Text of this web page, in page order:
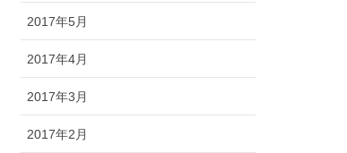
2017年5月
2017年4月
2017年3月
2017年2月